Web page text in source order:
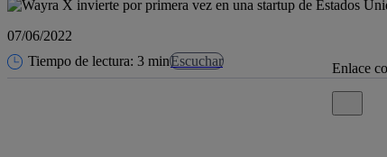
07/06/2022
Tiempo de lectura: 3 minEscuchar Enlace